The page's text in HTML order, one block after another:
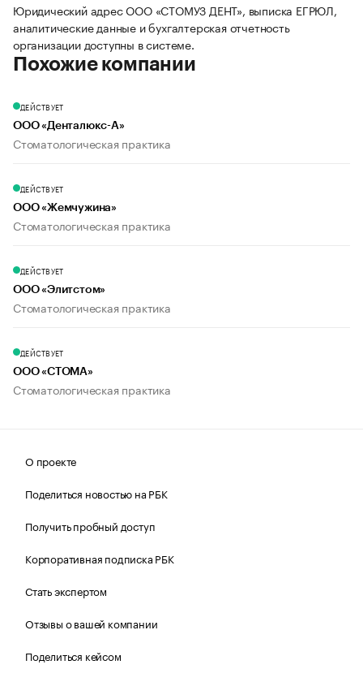
Юридический адрес ООО «СТОМУЗ ДЕНТ», выписка ЕГРЮЛ,
аналитические данные и бухгалтерская отчетность
организации доступны в системе.
Похожие компании
ДЕЙСТВУЕТ
ООО «Денталюкс-А»
Стоматологическая практика
ДЕЙСТВУЕТ
ООО «Жемчужина»
Стоматологическая практика
ДЕЙСТВУЕТ
ООО «Элитстом»
Стоматологическая практика
ДЕЙСТВУЕТ
ООО «СТОМА»
Стоматологическая практика
О проекте
Поделиться новостью на РБК
Получить пробный доступ
Корпоративная подписка РБК
Стать экспертом
Отзывы о вашей компании
Поделиться кейсом